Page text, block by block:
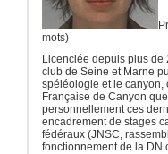
mots)
Licenciée depuis plus de
club de Seine et Marne
spéléologie et le canyon,
Française de Canyon
personnellement ces
encadrement de stages
fédéraux (JNSC,
fonctionnement de la DN